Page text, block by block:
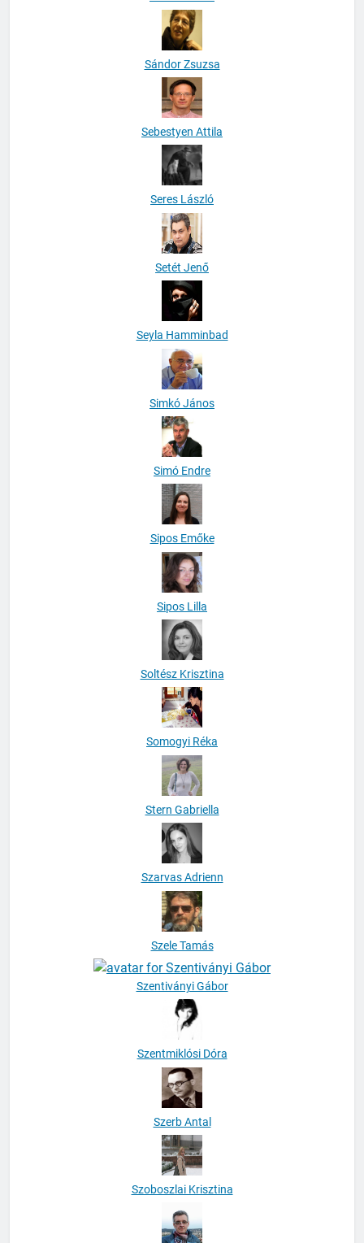
Sándor Zsuzsa
Sebestyen Attila
Seres László
Setét Jenő
Seyla Hamminbad
Simkó János
Simó Endre
Sipos Emőke
Sipos Lilla
Soltész Krisztina
Somogyi Réka
Stern Gabriella
Szarvas Adrienn
Szele Tamás
Szentiványi Gábor
Szentmiklósi Dóra
Szerb Antal
Szoboszlai Krisztina